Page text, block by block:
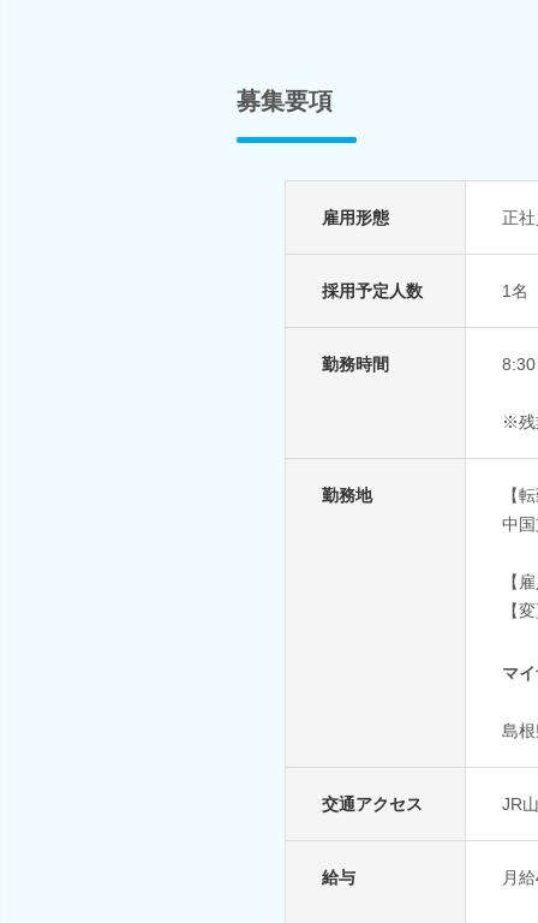
募集要項
雇用形態 正
採用予定人数 1名
勤務時間
※残
勤務地
【
中
【
【
マ
島
交通アクセス JR
給与 月